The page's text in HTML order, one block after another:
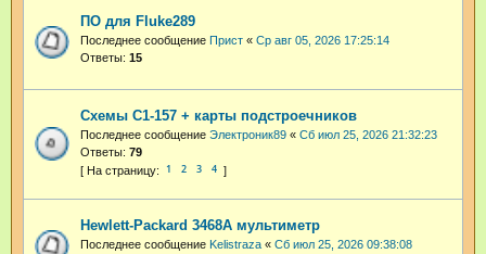
ПО для Fluke289
Последнее сообщение Прист « Ср авг 05, 2026 17:25:14
Ответы: 15
Схемы С1-157 + карты подстроечников
Последнее сообщение Электроник89 « Сб июл 25, 2026 21:32:23
Ответы: 79
1 2 3 4
Hewlett-Packard 3468A мультиметр
Последнее сообщение Kelistraza « Сб июл 25, 2026 09:38:08